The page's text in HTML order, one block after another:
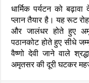
धार्मिक पर्यटन को
प्लान तैयार है। यह रूट
और जालंधर होते हुए
पठानकोट होते हुए सीधे
वैष्णो देवी जाने वाले
अमृतसर की दूरी घटकर